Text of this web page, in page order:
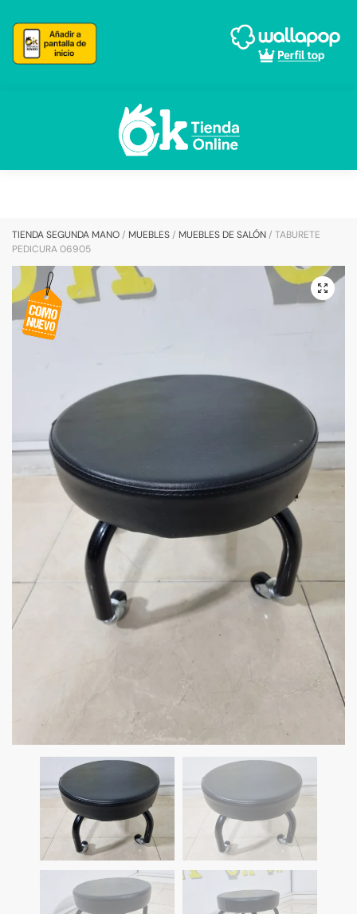
navigation
content
TIENDA SEGUNDA MANO/ MUEBLES/ MUEBLES DE SALÓN/ TABURETE
PEDICURA 06905